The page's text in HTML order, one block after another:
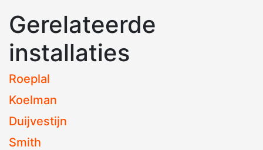
Gerelateerde
installaties
Roeplal
Koelman
Duijvestijn
Smith